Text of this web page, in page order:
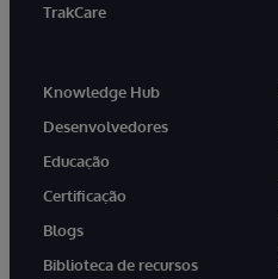
TrakCare
Knowledge Hub
Desenvolvedores
Educação
Certificação
Blogs
Biblioteca de recursos